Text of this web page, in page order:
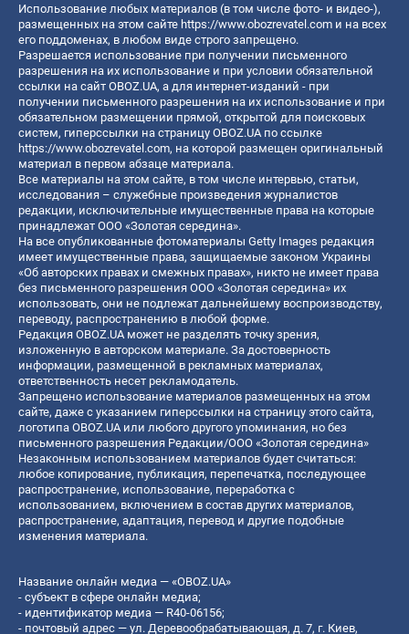
Использование любых материалов (в том числе фото- и видео-),
размещенных на этом сайте https://www.obozrevatel.com и на всех
его поддоменах, в любом виде строго запрещено.
Разрешается использование при получении письменного
разрешения на их использование и при условии обязательной
ссылки на сайт OBOZ.UA, а для интернет-изданий - при
получении письменного разрешения на их использование и при
обязательном размещении прямой, открытой для поисковых
систем, гиперссылки на страницу OBOZ.UA по ссылке
https://www.obozrevatel.com, на которой размещен оригинальный
материал в первом абзаце материала.
Все материалы на этом сайте, в том числе интервью, статьи,
исследования – служебные произведения журналистов
редакции, исключительные имущественные права на которые
принадлежат ООО «Золотая середина».
На все опубликованные фотоматериалы Getty Images редакция
имеет имущественные права, защищаемые законом Украины
«Об авторских правах и смежных правах», никто не имеет права
без письменного разрешения ООО «Золотая середина» их
использовать, они не подлежат дальнейшему воспроизводству,
переводу, распространению в любой форме.
Редакция OBOZ.UA может не разделять точку зрения,
изложенную в авторском материале. За достоверность
информации, размещенной в рекламных материалах,
ответственность несет рекламодатель.
Запрещено использование материалов размещенных на этом
сайте, даже с указанием гиперссылки на страницу этого сайта,
логотипа OBOZ.UA или любого другого упоминания, но без
письменного разрешения Редакции/ООО «Золотая середина»
Незаконным использованием материалов будет считаться:
любое копирование, публикация, перепечатка, последующее
распространение, использование, переработка с
использованием, включением в состав других материалов,
распространение, адаптация, перевод и другие подобные
изменения материала.
Название онлайн медиа — «OBOZ.UA»
- субъект в сфере онлайн медиа;
- идентификатор медиа — R40-06156;
- почтовый адрес — ул. Деревообрабатывающая, д. 7, г. Киев,